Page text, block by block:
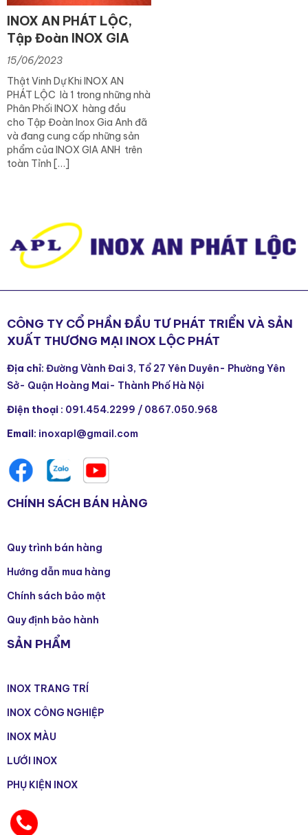
INOX AN PHÁT LỘC,
Tập Đoàn INOX GIA
ANH” Tri Ân Khách
15/06/2023
Thật Vinh Dự Khi INOX AN
PHÁT LỘC là 1 trong những nhà
Phân Phối INOX hàng đầu
cho Tập Đoàn Inox Gia Anh đã
và đang cung cấp những sản
phẩm của INOX GIA ANH trên
toàn Tỉnh […]
CÔNG TY CỔ PHẦN ĐẦU TƯ PHÁT TRIỂN VÀ SẢN
XUẤT THƯƠNG MẠI INOX LỘC PHÁT
Địa chỉ: Đường Vành Đai 3, Tổ 27 Yên Duyên- Phường Yên
Sở- Quận Hoàng Mai- Thành Phố Hà Nội
Điện thoại : 091.454.2299 / 0867.050.968
Email: inoxapl@gmail.com
CHÍNH SÁCH BÁN HÀNG
Quy trình bán hàng
Hướng dẫn mua hàng
Chính sách bảo mật
Quy định bảo hành
SẢN PHẨM
INOX TRANG TRÍ
INOX CÔNG NGHIỆP
INOX MÀU
LƯỚI INOX
PHỤ KIỆN INOX